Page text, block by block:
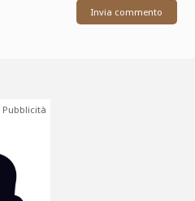
Pubblicità